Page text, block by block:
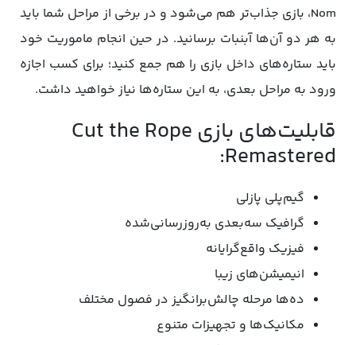
Nom، بازی جذاب‌تر هم می‌شود و در برخی از مراحل شما باید
به هر دو آن‌ها آبنبات برسانید. در حین انجام ماموریت خود
باید ستاره‌های داخل بازی را هم جمع کنید؛ برای کسب اجازه
ورود به مراحل بعدی، به این ستاره‌ها نیاز خواهید داشت.
قابلیت‌های بازی Cut the Rope
Remastered:
گیم‌پلی پازلی
گرافیک سه‌بعدی به‌روزرسانی‌شده
فیزیک واقع‌گرایانه
انیمیشن‌های زیبا
ده‌ها مرحله چالش‌برانگیز در فصول مختلف
مکانیک‌ها و تجهیزات متنوع